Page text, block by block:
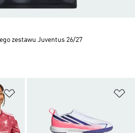
zestawu Juventus 26/27